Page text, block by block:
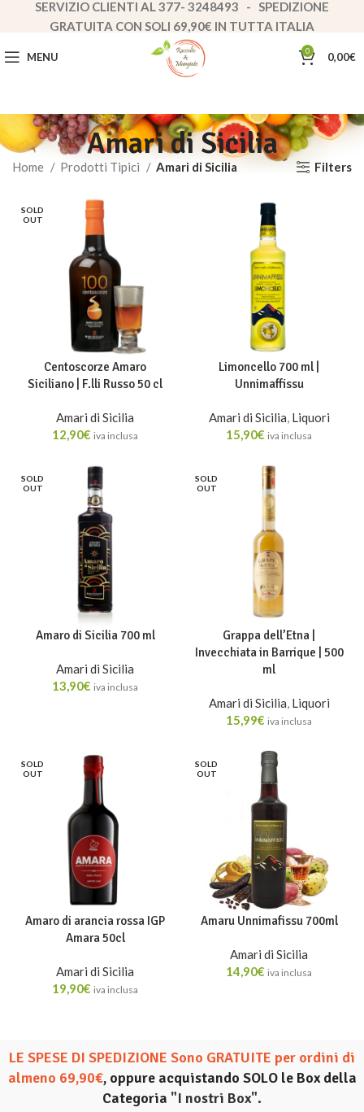
MENU 0 0,00€
Amari di Sicilia
Home Prodotti Tipici Amari di Sicilia Filters
SOLD
OUT
Centoscorze Amaro
Siciliano | F.lli Russo 50 cl
Amari di Sicilia
12,90€ iva inclusa
Limoncello 700 ml |
Unnimaffissu
Amari di Sicilia, Liquori
15,90€ iva inclusa
SOLD
OUT
Amaro di Sicilia 700 ml
Amari di Sicilia
13,90€ iva inclusa
SOLD
OUT
Grappa dell’Etna |
Invecchiata in Barrique | 500
ml
Amari di Sicilia, Liquori
15,99€ iva inclusa
SOLD
OUT
Amaro di arancia rossa IGP
Amara 50cl
Amari di Sicilia
19,90€ iva inclusa
SOLD
OUT
Amaru Unnimafissu 700ml
Amari di Sicilia
14,90€ iva inclusa
LE SPESE DI SPEDIZIONE Sono GRATUITE per ordini di
almeno 69,90€, oppure acquistando SOLO le Box della
Categoria "I nostri Box".
SERVIZIO CLIENTI AL 377- 3248493 - SPEDIZIONE
GRATUITA CON SOLI 69,90€ IN TUTTA ITALIA